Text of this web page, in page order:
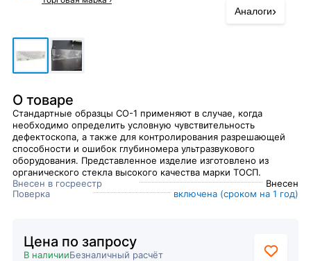
Аналоги›
О товаре
Стандартные образцы СО-1 применяют в случае, когда
необходимо определить условную чувствительность
дефектоскопа, а также для контролирования разрешающей
способности и ошибок глубиномера ультразвукового
оборудования. Представленное изделие изготовлено из
органического стекла высокого качества марки ТОСП.
Внесен в госреестр
Внесен
Поверка
включена (сроком на 1 год)
Цена по запросу
В наличииБезналичный расчёт